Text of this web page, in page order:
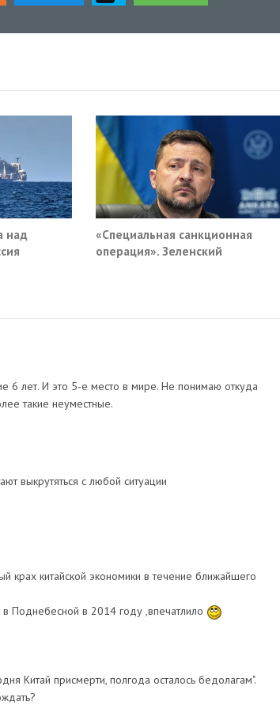
над
«Специальная санкционная
операция». Зеленский
6 лет. И это 5-е место в мире. Не понимаю откуда
такие неуместные.
выкрутяться с любой ситуации
крах китайской экономики в течение ближайшего
Поднебесной в 2014 году ,впечатлило
Китай присмерти, полгода осталось бедолагам".